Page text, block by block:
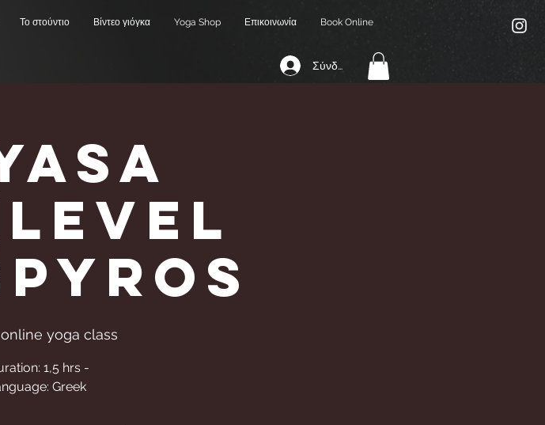
Το στούντιο Βίντεο γιόγκα Yoga Shop Επικοινωνία Book Online
Σύνδεση
online yoga class
1,5 hrs -
Greek